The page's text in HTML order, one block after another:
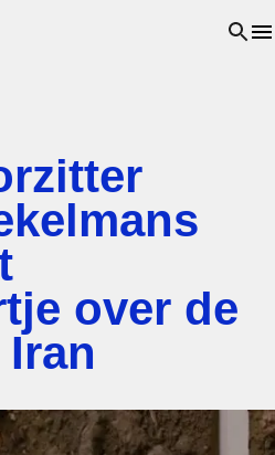
Open
over de